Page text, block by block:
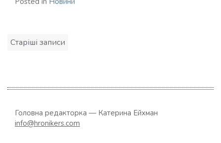
Навігація
Старіші записи
Головна редакторка — Катерина Ейхман
info@hronikers.com